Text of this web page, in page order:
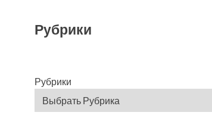
Рубрики
Рубрики